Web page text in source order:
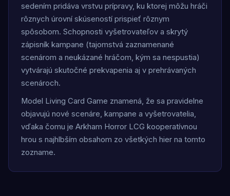
sedením pridáva vrstvu prípravy, ku ktorej môžu hráči
rôznych úrovní skúseností prispieť rôznym
spôsobom. Schopnosti vyšetrovateľov a skrytý
zápisník kampane (tajomstvá zaznamenané
scenárom a neukázané hráčom, kým sa nespustia)
vytvárajú skutočné prekvapenia aj v prehrávaných
scenároch.
Model Living Card Game znamená, že sa pravidelne
objavujú nové scenáre, kampane a vyšetrovatelia,
vďaka čomu je Arkham Horror LCG kooperatívnou
hrou s najhlbším obsahom zo všetkých hier na tomto
zozname.